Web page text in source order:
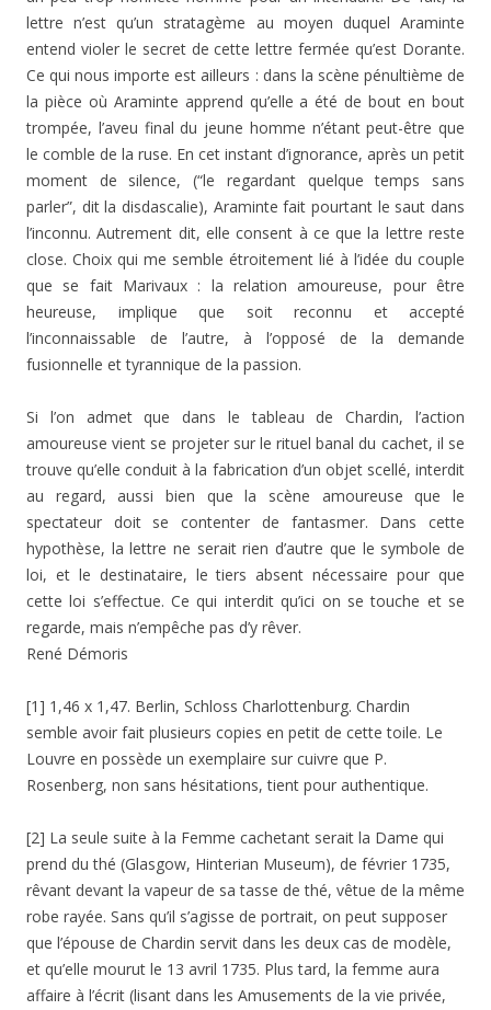
lettre n’est qu’un stratagème au moyen duquel Araminte
entend violer le secret de cette lettre fermée qu’est Dorante.
Ce qui nous importe est ailleurs : dans la scène pénultième de
la pièce où Araminte apprend qu’elle a été de bout en bout
trompée, l’aveu final du jeune homme n’étant peut-être que
le comble de la ruse. En cet instant d’ignorance, après un petit
moment de silence, (“le regardant quelque temps sans
parler”, dit la disdascalie), Araminte fait pourtant le saut dans
l’inconnu. Autrement dit, elle consent à ce que la lettre reste
close. Choix qui me semble étroitement lié à l’idée du couple
que se fait Marivaux : la relation amoureuse, pour être
heureuse, implique que soit reconnu et accepté
l’inconnaissable de l’autre, à l’opposé de la demande
fusionnelle et tyrannique de la passion.
Si l’on admet que dans le tableau de Chardin, l’action
amoureuse vient se projeter sur le rituel banal du cachet, il se
trouve qu’elle conduit à la fabrication d’un objet scellé, interdit
au regard, aussi bien que la scène amoureuse que le
spectateur doit se contenter de fantasmer. Dans cette
hypothèse, la lettre ne serait rien d’autre que le symbole de
loi, et le destinataire, le tiers absent nécessaire pour que
cette loi s’effectue. Ce qui interdit qu’ici on se touche et se
regarde, mais n’empêche pas d’y rêver.
René Démoris
[1] 1,46 x 1,47. Berlin, Schloss Charlottenburg. Chardin
semble avoir fait plusieurs copies en petit de cette toile. Le
Louvre en possède un exemplaire sur cuivre que P.
Rosenberg, non sans hésitations, tient pour authentique.
[2] La seule suite à la Femme cachetant serait la Dame qui
prend du thé (Glasgow, Hinterian Museum), de février 1735,
rêvant devant la vapeur de sa tasse de thé, vêtue de la même
robe rayée. Sans qu’il s’agisse de portrait, on peut supposer
que l’épouse de Chardin servit dans les deux cas de modèle,
et qu’elle mourut le 13 avril 1735. Plus tard, la femme aura
affaire à l’écrit (lisant dans les Amusements de la vie privée,